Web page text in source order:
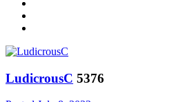
LudicrousC 5376